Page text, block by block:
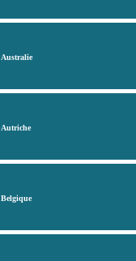
Australie
Autriche
Belgique